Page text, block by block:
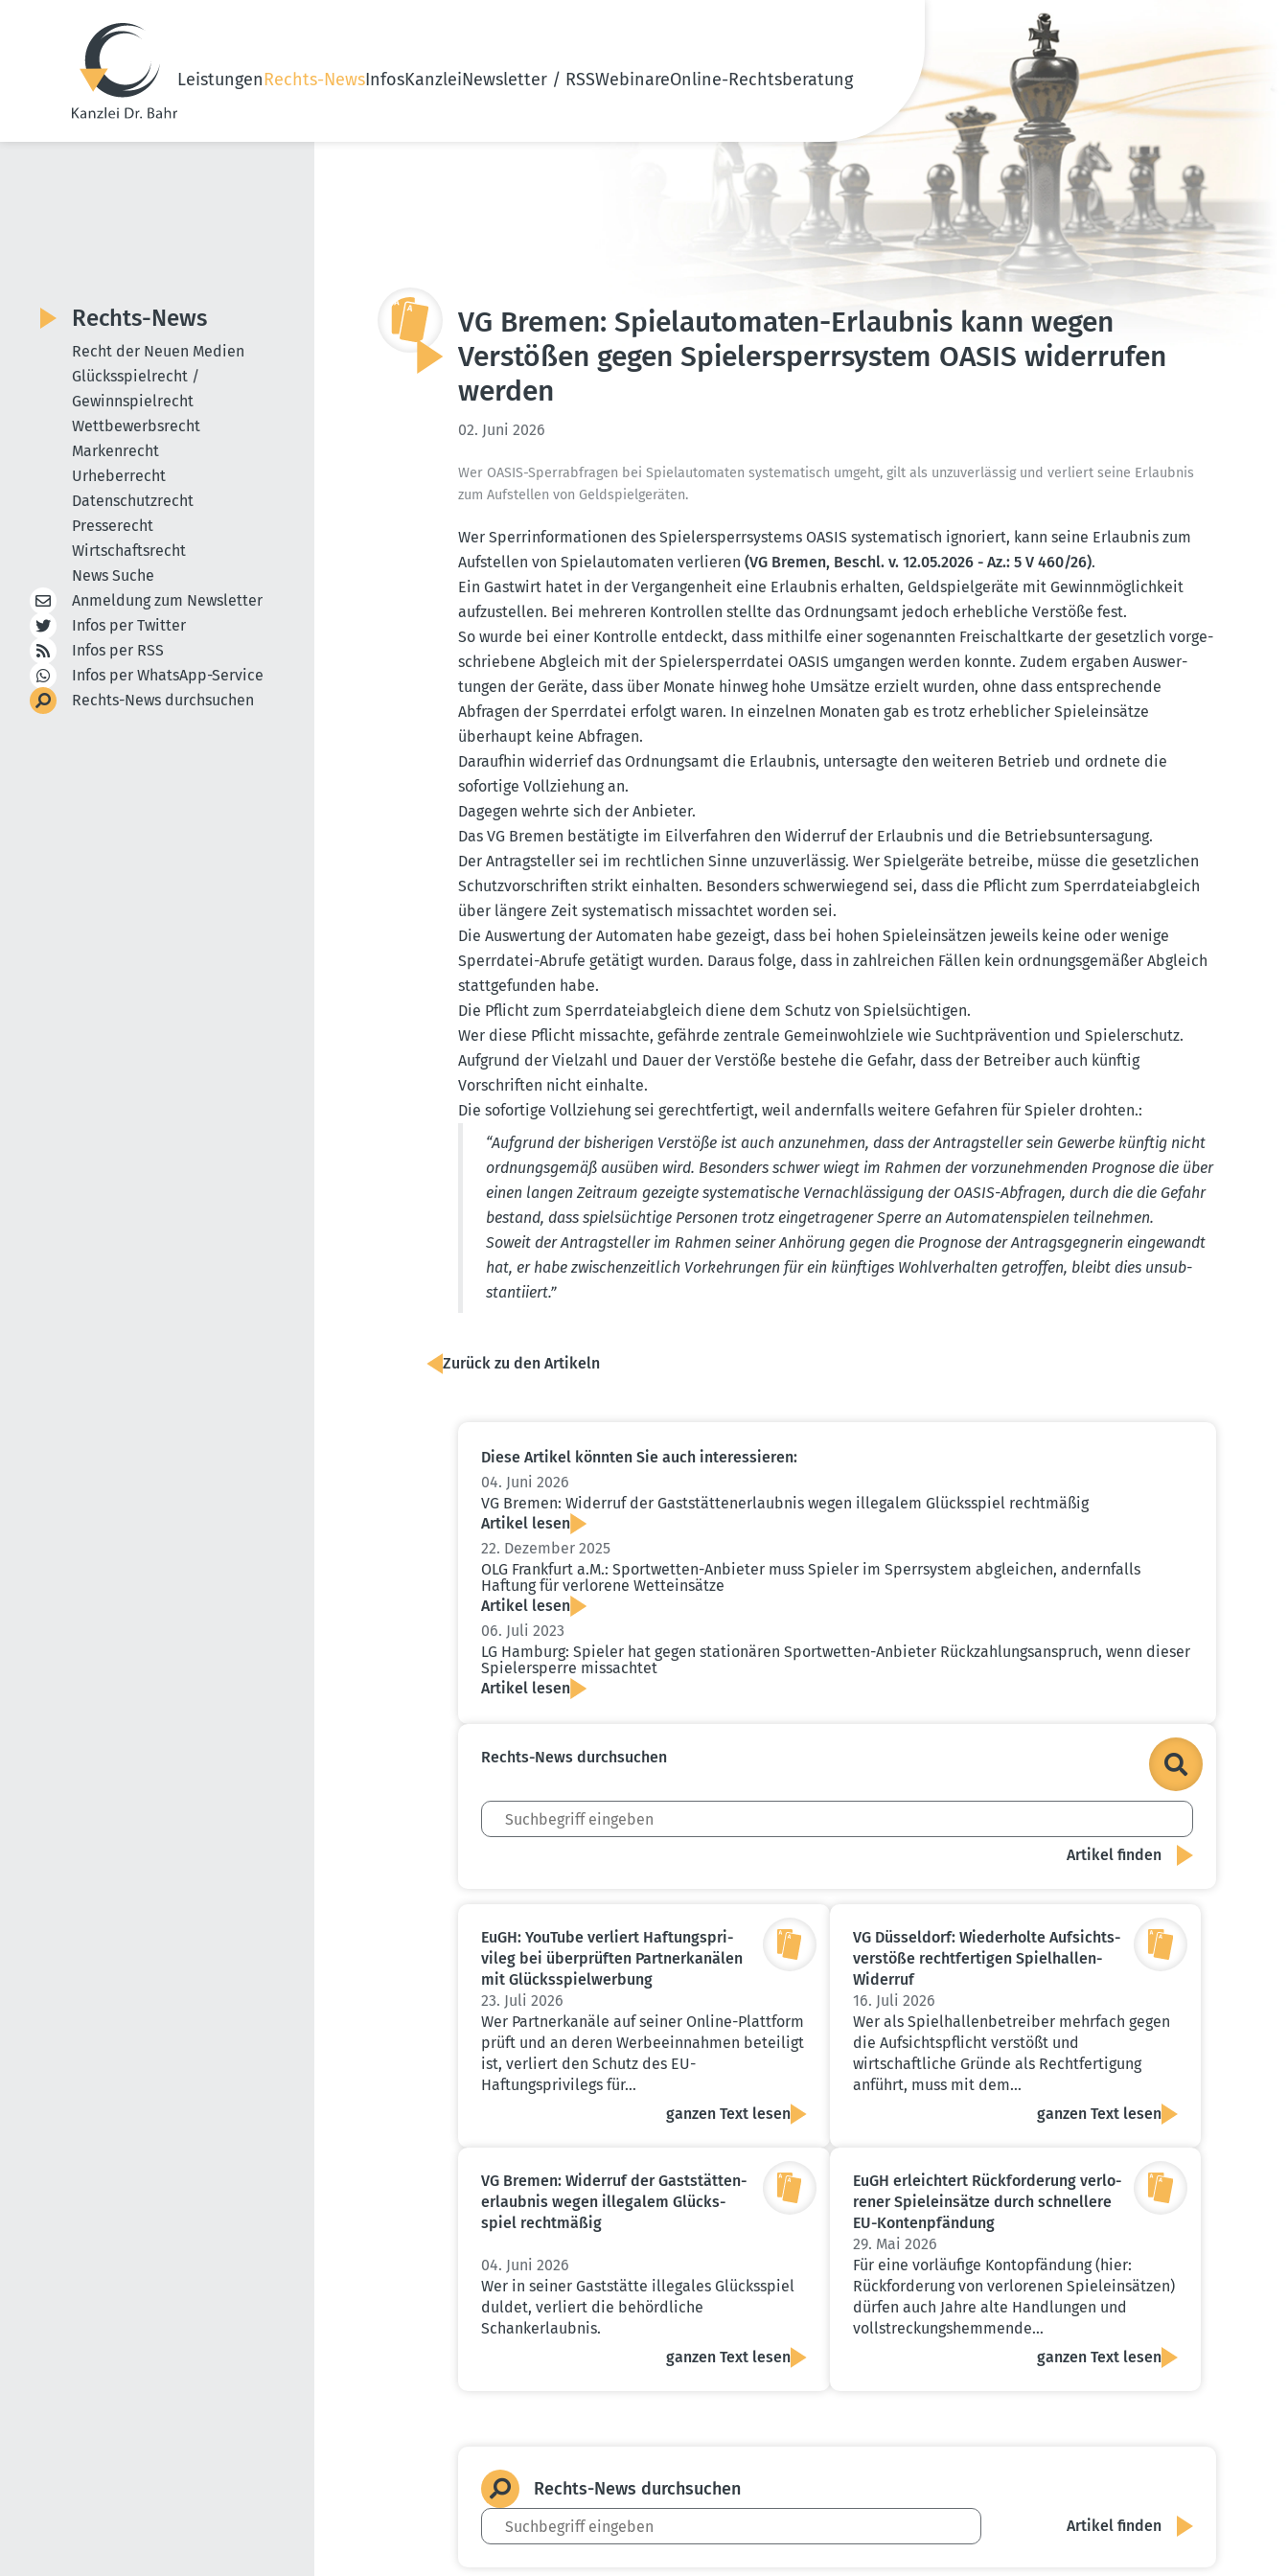
LeistungenRechts-NewsInfosKanzleiNewsletter / RSSWebinareOnline-Rechtsberatung
VG Bremen: Spiel­au­to­maten-Erlaubnis kann wegen
Verstößen gegen Spieler­sperr­system OASIS wider­rufen
werden
02. Juni 2026
Wer OASIS-Sperr­ab­fragen bei Spiel­au­to­maten syste­ma­tisch umgeht, gilt als unzuver­lässig und verliert seine Erlaubnis
zum Aufstellen von Geldspiel­ge­räten.
Wer Sperr­in­for­ma­tionen des Spieler­sperr­systems OASIS syste­ma­tisch ignoriert, kann seine Erlaubnis zum
Aufstellen von Spiel­au­to­maten verlieren(VG Bremen, Beschl. v. 12.05.2026 - Az.: 5 V 460/26).
Ein Gastwirt hatet in der Vergan­genheit eine Erlaubnis erhalten, Geldspiel­geräte mit Gewinn­mög­lichkeit
aufzu­stellen. Bei mehreren Kontrollen stellte das Ordnungsamt jedoch erheb­liche Verstöße fest.
So wurde bei einer Kontrolle entdeckt, dass mithilfe einer sogenannten Freischalt­karte der gesetzlich vorge­
schriebene Abgleich mit der Spieler­sperr­datei OASIS umgangen werden konnte. Zudem ergaben Auswer­
tungen der Geräte, dass über Monate hinweg hohe Umsätze erzielt wurden, ohne dass entspre­chende
Abfragen der Sperr­datei erfolgt waren. In einzelnen Monaten gab es trotz erheb­licher Spiel­ein­sätze
überhaupt keine Abfragen.
Daraufhin widerrief das Ordnungsamt die Erlaubnis, unter­sagte den weiteren Betrieb und ordnete die
sofortige Vollziehung an.
Dagegen wehrte sich der Anbieter.
Das VG Bremen bestä­tigte im Eilver­fahren den Widerruf der Erlaubnis und die Betriebs­un­ter­sagung.
Der Antrag­steller sei im recht­lichen Sinne unzuver­lässig. Wer Spiel­geräte betreibe, müsse die gesetz­lichen
Schutz­vor­schriften strikt einhalten. Besonders schwer­wiegend sei, dass die Pflicht zum Sperr­da­tei­ab­gleich
über längere Zeit syste­ma­tisch missachtet worden sei.
Die Auswertung der Automaten habe gezeigt, dass bei hohen Spiel­ein­sätzen jeweils keine oder wenige
Sperr­datei-Abrufe getätigt wurden. Daraus folge, dass in zahlreichen Fällen kein ordnungs­ge­mäßer Abgleich
statt­ge­funden habe.
Die Pflicht zum Sperr­da­tei­ab­gleich diene dem Schutz von Spiel­süch­tigen.
Wer diese Pflicht missachte, gefährde zentrale Gemein­wohl­ziele wie Sucht­prä­vention und Spiel­er­schutz.
Aufgrund der Vielzahl und Dauer der Verstöße bestehe die Gefahr, dass der Betreiber auch künftig
Vorschriften nicht einhalte.
Die sofortige Vollziehung sei gerecht­fertigt, weil andern­falls weitere Gefahren für Spieler drohten.:
“Aufgrund der bishe­rigen Verstöße ist auch anzunehmen, dass der Antrag­steller sein Gewerbe künftig nicht
ordnungs­gemäß ausüben wird. Besonders schwer wiegt im Rahmen der vorzu­neh­menden Prognose die über
einen langen Zeitraum gezeigte syste­ma­tische Vernach­läs­sigung der OASIS-Abfragen, durch die die Gefahr
bestand, dass spiel­süchtige Personen trotz einge­tra­gener Sperre an Automa­ten­spielen teilnehmen.
Soweit der Antrag­steller im Rahmen seiner Anhörung gegen die Prognose der Antrags­geg­nerin einge­wandt
hat, er habe zwischen­zeitlich Vorkeh­rungen für ein künftiges Wohlver­halten getroffen, bleibt dies unsub­
stan­tiiert.”
Zurück zu den Artikeln
Diese Artikel könnten Sie auch inter­es­sieren:
04. Juni 2026
VG Bremen: Widerruf der Gaststät­ten­er­laubnis wegen illegalem Glücks­spiel recht­mäßig
Artikel lesen
22. Dezember 2025
OLG Frankfurt a.M.: Sport­wetten-Anbieter muss Spieler im Sperr­system abgleichen, andern­falls
Haftung für verlorene Wettein­sätze
Artikel lesen
06. Juli 2023
LG Hamburg: Spieler hat gegen statio­nären Sport­wetten-Anbieter Rückzah­lungs­an­spruch, wenn dieser
Spieler­sperre missachtet
Artikel lesen
Rechts-News durch­suchen
EuGH: YouTube verliert Haftungs­pri­
vileg bei überprüften Partner­ka­nälen
mit Glücks­spiel­werbung
23. Juli 2026
Wer Partnerkanäle auf seiner Online-Plattform
prüft und an deren Werbeeinnahmen beteiligt
ist, verliert den Schutz des EU-
Haftungsprivilegs für…
ganzen Text lesen
VG Düsseldorf: Wieder­holte Aufsichts­
ver­stöße recht­fer­tigen Spiel­hallen-
Widerruf
16. Juli 2026
Wer als Spielhallenbetreiber mehrfach gegen
die Aufsichtspflicht verstößt und
wirtschaftliche Gründe als Rechtfertigung
anführt, muss mit dem…
ganzen Text lesen
VG Bremen: Widerruf der Gaststät­ten­
er­laubnis wegen illegalem Glücks­
spiel recht­mäßig
04. Juni 2026
Wer in seiner Gaststätte illegales Glücksspiel
duldet, verliert die behördliche
Schankerlaubnis.
ganzen Text lesen
EuGH erleichtert Rückfor­derung verlo­
rener Spiel­ein­sätze durch schnellere
EU-Konten­pfändung
29. Mai 2026
Für eine vorläufige Kontopfändung (hier:
Rückforderung von verlorenen Spieleinsätzen)
dürfen auch Jahre alte Handlungen und
vollstreckungshemmende…
ganzen Text lesen
Rechts-News durch­suchen
Rechts-News
Recht der Neuen Medien
Glücksspielrecht /
Gewinnspielrecht
Wettbewerbsrecht
Markenrecht
Urheberrecht
Datenschutzrecht
Presserecht
Wirtschaftsrecht
News Suche
Anmeldung zum Newsletter
Infos per Twitter
Infos per RSS
Infos per WhatsApp-Service
Rechts-News durchsuchen